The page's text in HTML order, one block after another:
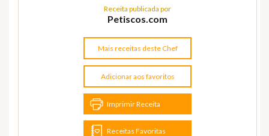
Receita publicada por
Petiscos.com
Mais receitas deste Chef
Adicionar aos favoritos
Imprimir Receita
Receitas Favoritas